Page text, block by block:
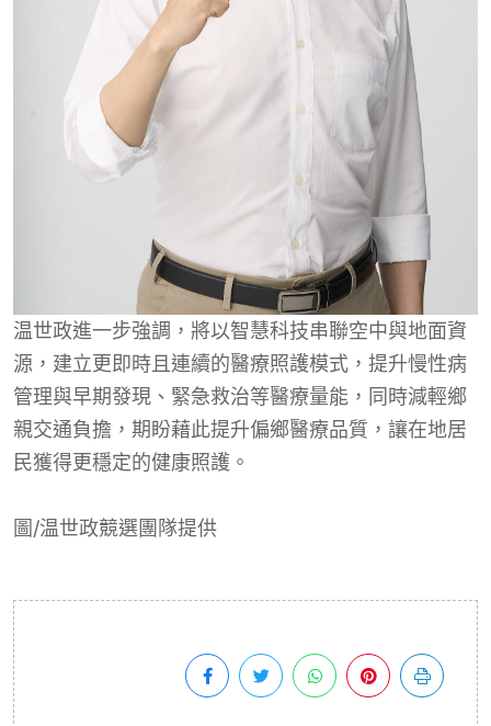
温世政進一步強調，將以智慧科技串聯空中與地面資
源，建立更即時且連續的醫療照護模式，提升慢性病
管理與早期發現、緊急救治等醫療量能，同時減輕鄉
親交通負擔，期盼藉此提升偏鄉醫療品質，讓在地居
民獲得更穩定的健康照護。
圖/温世政競選團隊提供